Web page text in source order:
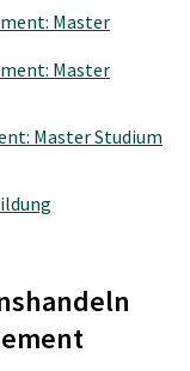
Master Studium